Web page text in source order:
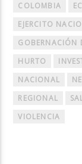
COLOMBIA
EJERCITO
GOBERNACIÓN
HURTO
NACIONAL
REGIONAL
VIOLENCIA